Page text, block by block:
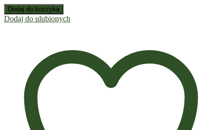
Dodaj do koszyka
Dodaj do ulubionych